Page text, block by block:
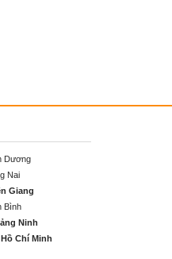
Dương
Nai
Giang
Bình
Ninh
Chí Minh